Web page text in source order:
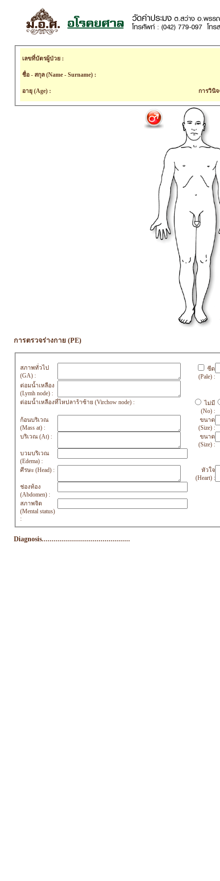
เลขที่บัตรผู้ป่วย :
ชื่อ - สกุล (Name - Surname) :
อายุ (Age) : การวินิ
การตรวจร่างกาย (PE)
สภาพทั่วไป
(GA) :
ซีด
(Pale) :
ต่อมน้ำเหลือง
(Lymh node) :
ต่อมน้ำเหลืองที่ไหปลาร้าซ้าย (Virchow node) :
ไม่มี
(No) :
ก้อนบริเวณ
(Mass at) :
ขนาด
(Size) :
บริเวณ (At) :
ขนาด
(Size) :
บวมบริเวณ
(Edema) :
ศีรษะ (Head) :
หัวใจ
(Heart) :
ช่องท้อง
(Abdomen) :
สภาพจิต
(Mental status)
:
Diagnosis.............................................